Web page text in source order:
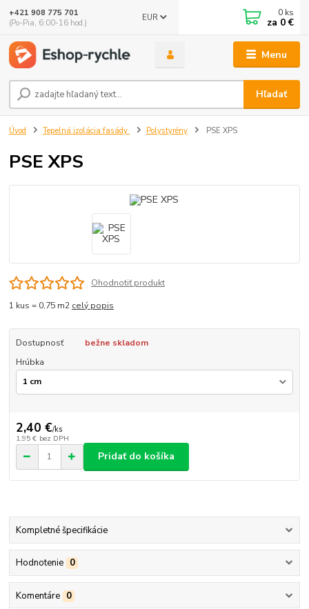
Menu
EUR
Hľadať
+421 908 775 701
(Po-Pia, 6:00-16 hod.)
0 ks
za 0 €
Úvod Tepelná izolácia fasády Polystyrény PSE XPS
PSE XPS
Ohodnotiť produkt
1 kus = 0,75 m2 celý popis
Dostupnosť
bežne skladom
Hrúbka
2,40 €/ks
1,95 € bez DPH
Pridať do košíka
Kompletné špecifikácie
Hodnotenie 0
Komentáre 0